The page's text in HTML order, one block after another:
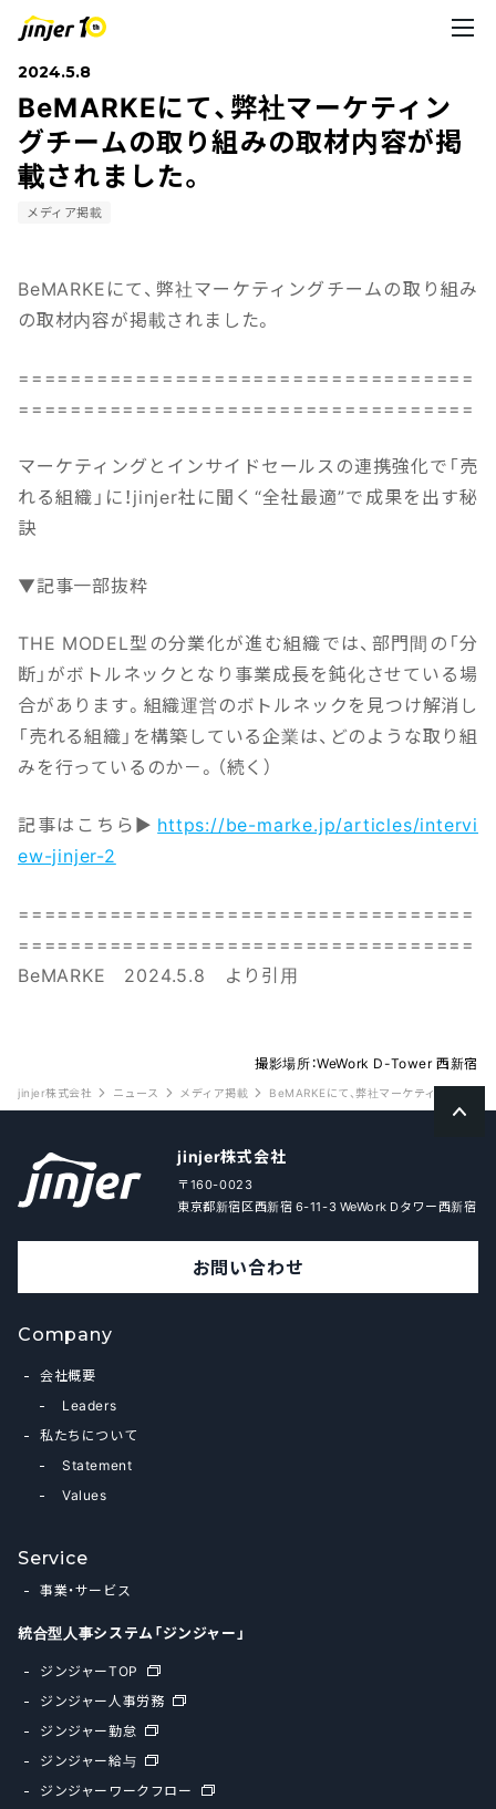
2024.5.8
BeMARKEにて、弊社マーケティン
グチームの取り組みの取材内容が掲
載されました。
メディア掲載
BeMARKEにて、弊社マーケティングチームの取り組み
の取材内容が掲載されました。
===================================
===================================
マーケティングとインサイドセールスの連携強化で「売
れる組織」に！jinjer社に聞く“全社最適”で成果を出す秘
訣
▼記事一部抜粋
THE MODEL型の分業化が進む組織では、部門間の「分
断」がボトルネックとなり事業成長を鈍化させている場
合があります。組織運営のボトルネックを見つけ解消し
「売れる組織」を構築している企業は、どのような取り組
みを行っているのか－。（続く）
記事はこちら▶ https://be-marke.jp/articles/intervi
ew-jinjer-2
===================================
===================================
BeMARKE 2024.5.8 より引用
jinjer株式会社 ニュース メディア掲載 BeMARKEにて、弊社マーケティングチー
撮影場所：WeWork D-Tower 西新宿
jinjer株式会社
〒160-0023
東京都新宿区西新宿 6-11-3 WeWork Dタワー西新宿
お問い合わせ
Company
会社概要
Leaders
私たちについて
Statement
Values
Service
事業・サービス
統合型人事システム「ジンジャー」
ジンジャーTOP
ジンジャー人事労務
ジンジャー勤怠
ジンジャー給与
ジンジャーワークフロー